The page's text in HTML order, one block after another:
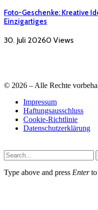
Foto-Geschenke: Kreative
Einzigartiges
30. Juli 20260 Views
© 2026 – Alle Rechte
Impressum
Haftungsausschluss
Cookie-Richtlinie
Datenschutzerklärung
Type above and press Enterto